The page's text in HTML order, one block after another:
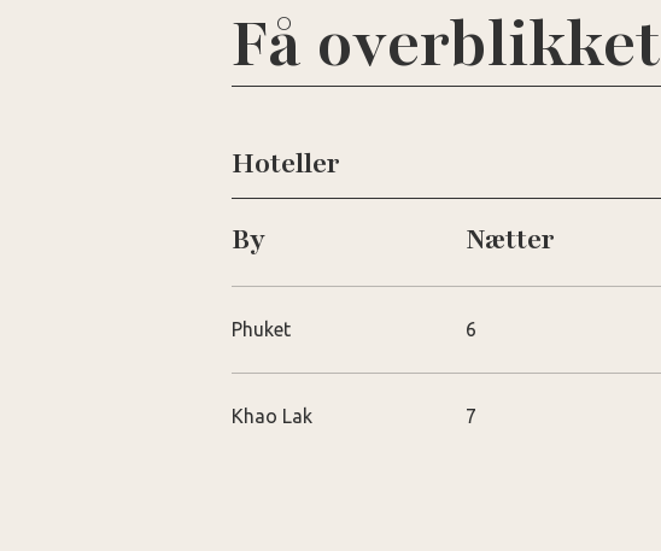
Få overblikket
Hoteller
By Nætter
Phuket 6
Khao Lak 7